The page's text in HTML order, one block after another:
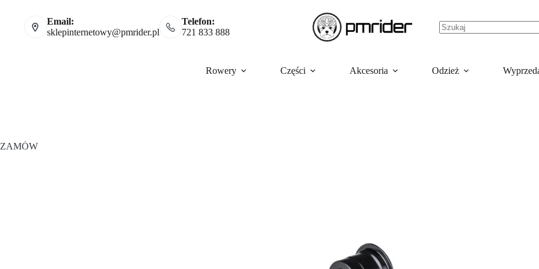
Email:
sklepinternetowy@pmrider.pl
Telefon:
721 833 888
Rowery Części Akcesoria Odzież
ZAMÓW